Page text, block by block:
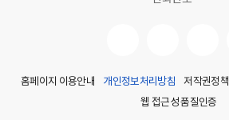
홈페이지 이용안내 개인정보처리방침 저작권정책
웹 접근성 품질인증